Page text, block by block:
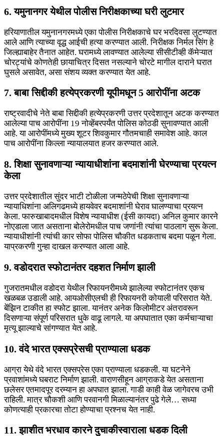
6. यमुनानगर येथील पोलीस निरीक्षकाच्या घरी लुटमार
हरियाणातील यमुनानगरमध्ये एका पोलीस निरीक्षकाचे घर भरदिवसा लुटण्यात
आले आणि त्याच्या वृद्ध आईची हत्या करण्यात आली. निरीक्षक निर्मल सिंग हे
जिल्ह्याबाहेर तैनात आहेत. घरामध्ये लावण्यात आलेल्या सीसीटीव्ही कॅमेऱ्यात
चोरट्यांचे कोणतेही छायाचित्र दिसत नसल्याने चोरटे मागील दाराने घरात
घुसले असावेत, असा संशय व्यक्त करण्यात येत आहे.
7. बाबा सिद्दीकी हत्येप्रकरणी यूपीमधून 5 आरोपींना अटक
राष्ट्रवादीचे नेते बाबा सिद्दीकी हत्येप्रकरणी उत्तर प्रदेशातून अटक करण्यात
आलेल्या पाच आरोपींना 19 नोव्हेंबरपर्यंत पोलिस कोठडी सुनावण्यात आली
आहे. या आरोपींमध्ये मुख्य शूटर शिवकुमार गौतमचाही समावेश आहे. काल
पाच आरोपींना किल्ला न्यायालयात हजर करण्यात आले.
8. शिक्षा सुनावणाऱ्या न्यायाधीशांना बदमाशांनी घेरण्याचा प्रयत्न
केला
उत्तर प्रदेशातील सुंदर भाटी टोळीला जन्मठेपेची शिक्षा सुनावणाऱ्या
न्यायाधिशांना अलिगढमध्ये हायवेवर बदमाशांनी घेराव घालण्याचा प्रयत्न
केला. फारुखाबादमधील विशेष न्यायाधीश (ईसी कायदा) अनिल कुमार कारने
नोएडाला जात असताना बोलेरोमधील पाच जणांनी त्यांचा पाठलाग सुरू केला.
न्यायाधीशांनी त्यांची कार सोफा पोलिस चौकीत धडकताच बदमा पळून गेला.
याप्रकरणी गुन्हा दाखल करण्यात आला आहे.
9. वडोदरात स्फोटानंतर दहशत निर्माण झाली
गुजरातमधील वडोदरा येथील रिफायनरीमध्ये झालेल्या स्फोटानंतर एकच
खळबळ उडाली आहे. आयओसीएलची ही रिफायनरी कोयाली परिसरात येते.
बेंझिन टाकीत हा स्फोट झाला. यानंतर अनेक किलोमीटर अंतरावरून
दिसणाऱ्या संपूर्ण परिसरात धुके वाढू लागले. या अपघातात एका कर्मचाऱ्याचा
मृत्यू झाल्याचे सांगण्यात येत आहे.
10. वंदे भारत एक्सप्रेसची प्राण्याला धडक
आग्रा येथे वंदे भारत एक्सप्रेस एका प्राण्याला धडकली. या घटनेने
प्रवाशांमध्ये घबराट निर्माण झाली. वाराणसीहून आग्राकडे येत असताना
छलेसर एतमादपूर दरम्यान हा अपघात झाला. गाडी काही वेळ जागेवरच उभी
राहिली. मात्र चौकशी आणि परवानगी मिळाल्यानंतर पुढे गेले… सध्या
कोणत्याही प्रकारचा तोटा होण्याचा प्रश्नच येत नाही.
11. झाशीत भरधाव कारने दुचाकीस्वाराला धडक दिली